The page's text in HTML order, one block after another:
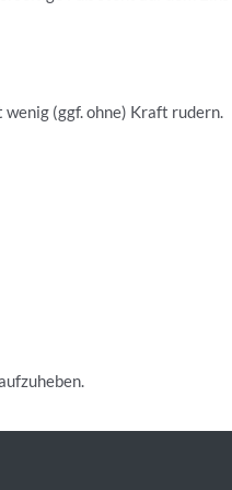
(ggf. ohne) Kraft rudern.